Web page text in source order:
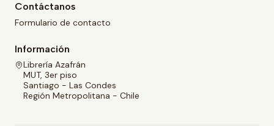
Contáctanos
Formulario de contacto
Información
Librería Azafrán
MUT, 3er piso
Santiago - Las Condes
Región Metropolitana - Chile